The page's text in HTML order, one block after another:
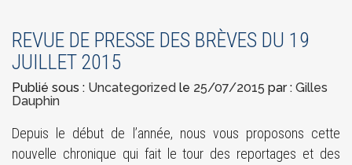
REVUE DE PRESSE DES BRÈVES DU 19
JUILLET 2015
Publié sous : Uncategorized le 25/07/2015 par : Gilles
Dauphin
Depuis le début de l’année, nous vous proposons cette
nouvelle chronique qui fait le tour des reportages et des